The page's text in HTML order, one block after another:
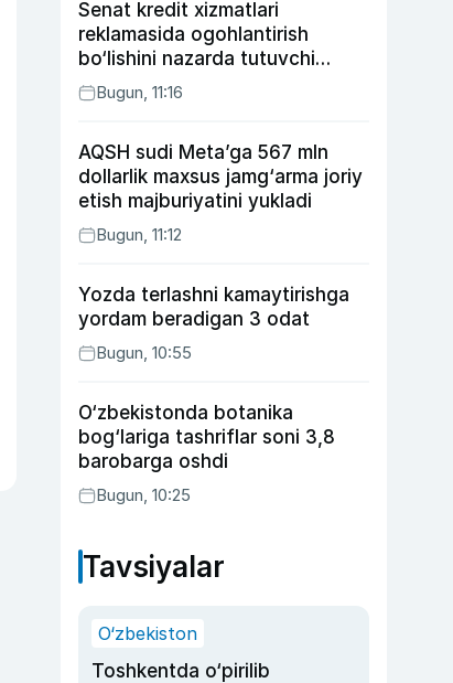
Senat kredit xizmatlari
reklamasida ogohlantirish
bo‘lishini nazarda tutuvchi
qonunni ma’qulladi
Bugun, 11:16
AQSH sudi Meta’ga 567 mln
dollarlik maxsus jamg‘arma joriy
etish majburiyatini yukladi
Bugun, 11:12
Yozda terlashni kamaytirishga
yordam beradigan 3 odat
Bugun, 10:55
O‘zbekistonda botanika
bog‘lariga tashriflar soni 3,8
barobarga oshdi
Bugun, 10:25
Tavsiyalar
O‘zbekiston
Toshkentda o‘pirilib